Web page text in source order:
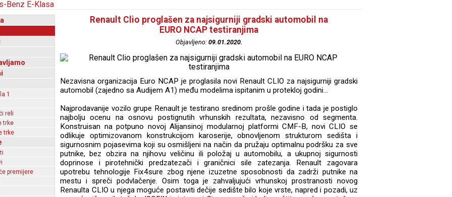
1
reli
trke
trke
premijere
Renault Clio proglašen za najsigurniji gradski automobil na
EURO NCAP testiranjima
Objavljeno: 09.01.2020.
Nezavisna organizacija Euro NCAP je proglasila novi Renault CLIO za najsigurniji gradski
automobil (zajedno sa Audijem A1) među modelima ispitanim u protekloj godini...
Najprodavanije vozilo grupe Renault je testirano sredinom prošle godine i tada je postiglo
najbolju ocenu na osnovu postignutih vrhunskih rezultata, nezavisno od segmenta.
Konstruisan na potpuno novoj Alijansinoj modularnoj platformi CMF-B, novi CLIO se
odlikuje optimizovanom konstrukcijom karoserije, obnovljenom strukturom sedišta i
sigurnosnim pojasevima koji su osmišljeni na način da pružaju optimalnu podršku za sve
putnike, bez obzira na njihovu veličinu ili položaj u automobilu, a ukupnoj sigurnosti
doprinose i pirotehnički predzatezači i graničnici sile zatezanja. Renault zagovara
upotrebu tehnologije Fix4sure zbog njene izuzetne sposobnosti da zadrži putnike na
mestu i spreči podvlačenje. Osim toga je zahvaljujući vrhunskoj prostranosti novog
Renaulta CLIO u njega moguće postaviti dečije sedište bilo koje vrste, napred i pozadi, uz